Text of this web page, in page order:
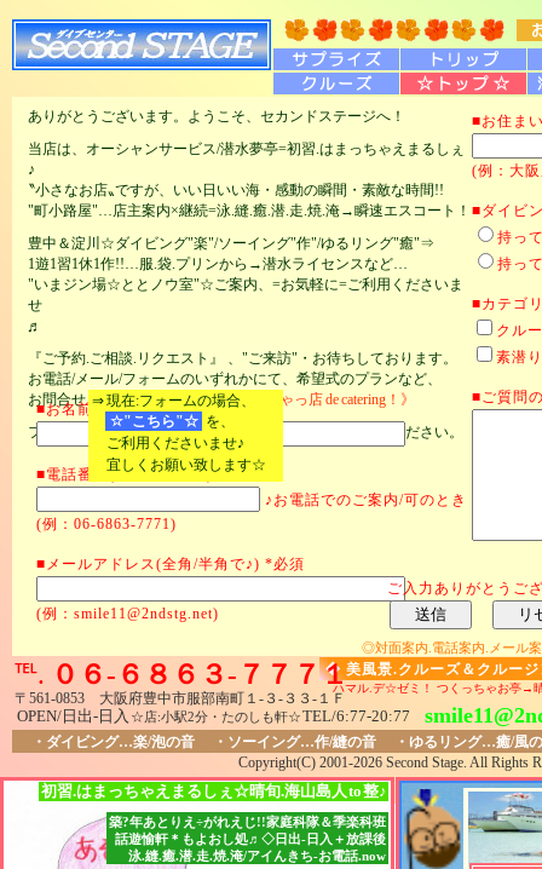
Copyright(C) 2001-2026 Second Stage. All Rights
℡. ０６-６８６３-７７７１
〒561-0853 大阪府豊中市服部南町１-３-３３-１Ｆ
OPEN/日出-日入 ☆店:小駅2分・たのしも軒☆TEL/6:77-20:77
ハマル.デ☆ゼミ！ つくっちゃお亭→
ありがとうございます。ようこそ、セカンドステージへ！
当店は、オーシャンサービス/潜水夢亭=初習.はまっちゃえまるしぇ
♪
〝小さなお店〟ですが、いい日いい海・感動の瞬間・素敵な時間!!
"町小路屋"…店主案内×継続=泳.縫.癒.潜.走.焼.淹→瞬速エスコート！
豊中＆淀川☆ダイビング"楽"/ソーイング"作"/ゆるリング"癒"⇒
1遊1習1休1作!!…服.袋.プリンから→潜水ライセンスなど…
"いまジン場☆ととノウ室"☆ご案内、=お気軽に=ご利用くださいま
せ
♬
『ご予約.ご相談.リクエスト』 、"ご来訪"・お待ちしております。
お電話/メール/フォームのいずれかにて、希望式のプランなど、
お問合せください。《ととノウ室◇きちゃっ店decatering！》
フォームの場合、下記・必要項目にご入力後、送信してください。
⇒現在:フォームの場合、
☆"こちら"☆ を、
ご利用くださいませ♪
宜しくお願い致します☆
■お名前(全角で♪) *必須
■電話番号(全角/半角で♪)
♪お電話でのご案内/可のとき
(例：06-6863-7771)
■メールアドレス(全角/半角で♪) *必須
(例：smile11@2ndstg.net)
■お住ま
(例：大
■ダイビ
持っ
持っ
■カテゴ
クル
素
■ご質問
ご入力ありがとうご
◆ 美風景.クルーズ＆クルージ
・ダイビング…楽/泡の音 ・ソーイング…作/縫の音 ・ゆるリング…癒/風
◎対面案内.電話案内.メール
初習.はまっちゃえまるしぇ☆晴旬.海山島人to整♪
築?年あとりえ÷がれえじ!!家庭科隊＆季楽科班
話遊愉軒＊もよおし処♬◇日出-日入＋放課後
泳.縫.癒.潜.走.焼.淹/アイんきち-お電話.now